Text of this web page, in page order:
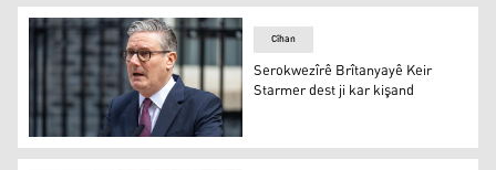
Serokwezîrê Brîtanyayê Keir Starmer dest ji kar kişand
Cîhan
Serokwezîrê Brîtanyayê Keir
Starmer dest ji kar kişand